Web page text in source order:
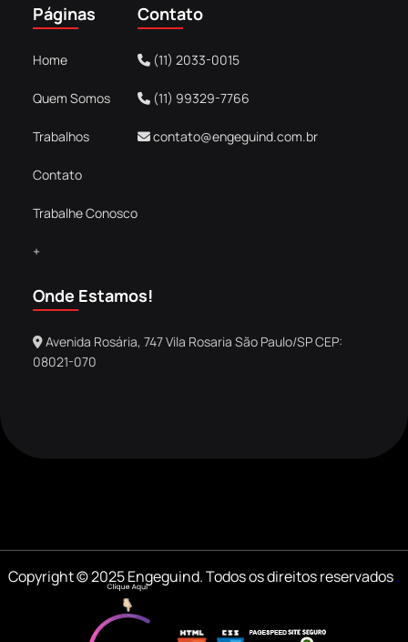
a
c
b
k
n
a
Páginas
Home
Quem Somos
Trabalhos
Contato
Trabalhe Conosco
+
Contato
(11) 2033-0015
(11) 99329-7766
contato@engeguind.com.br
Onde Estamos!
Avenida Rosária, 747 Vila Rosaria São Paulo/SP CEP:
08021-070
Copyright © 2025 Engeguind. Todos os direitos reservados.